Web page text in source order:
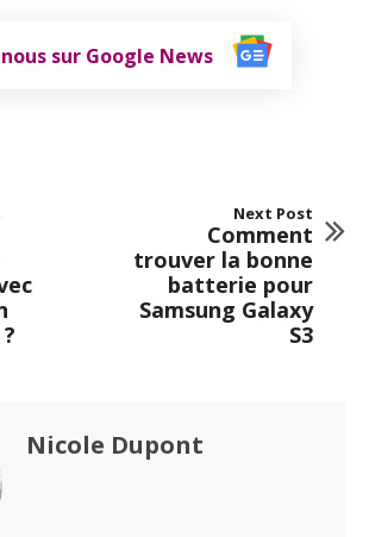
sur Google News
Next Post
Comment
trouver la bonne
batterie pour
Samsung Galaxy
S3
Nicole Dupont